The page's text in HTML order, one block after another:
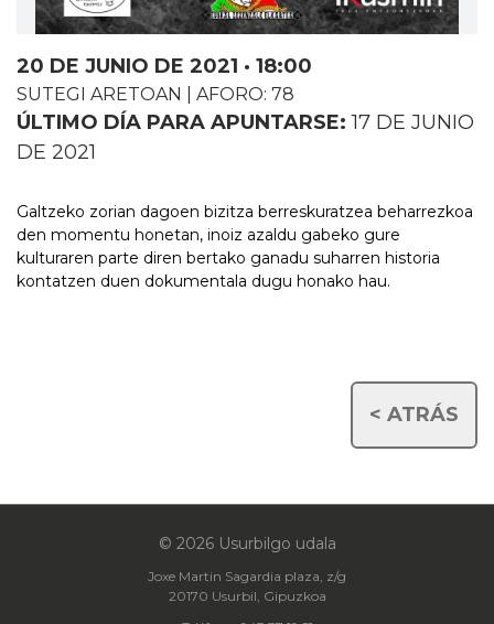
20 DE JUNIO DE 2021 · 18:00
SUTEGI ARETOAN | AFORO: 78
ÚLTIMO DÍA PARA APUNTARSE: 17 DE JUNIO
DE 2021
Galtzeko zorian dagoen bizitza berreskuratzea beharrezkoa
den momentu honetan, inoiz azaldu gabeko gure
kulturaren parte diren bertako ganadu suharren historia
kontatzen duen dokumentala dugu honako hau.
< ATRÁS
© 2026 Usurbilgo udala
Joxe Martin Sagardia plaza, z/g
20170 Usurbil, Gipuzkoa